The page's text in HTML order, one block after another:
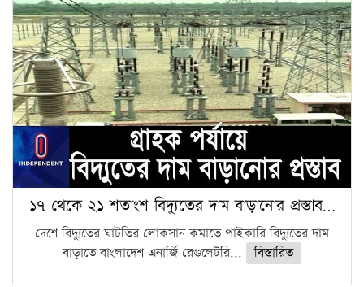
১৭ থেকে ২১ শতাংশ বিদ্যুতের দাম বাড়ানোর প্রস্তাব…
দেশে বিদ্যুতের ঘাটতির লোকসান কমাতে পাইকারি বিদ্যুতের দাম
বাড়াতে বাংলাদেশ এনার্জি রেগুলেটরি...
বিস্তারিত